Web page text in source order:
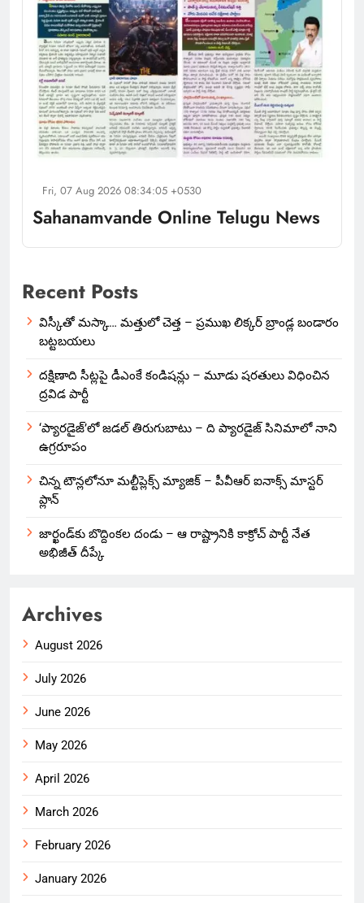
Fri, 07 Aug 2026 08:34:05 +0530
Sahanamvande Online Telugu News
Recent Posts
విస్కీతో మస్కా… మత్తులో చెత్త – ప్రముఖ లిక్కర్ బ్రాండ్ల బండారం
బట్టబయలు
దక్షిణాది సీట్లపై డీఎంకే కండిషన్లు – మూడు షరతులు విధించిన
ద్రవిడ పార్టీ
‘ప్యారడైజ్’లో జడల్ తిరుగుబాటు – ది ప్యారడైజ్ సినిమాలో నాని
ఉగ్రరూపం
చిన్న టౌన్లలోనూ మల్టీప్లెక్స్‌ మ్యాజిక్ – పీవీఆర్ ఐనాక్స్ మాస్టర్
ప్లాన్
జార్ఖండ్‌కు బొద్దింకల దండు – ఆ రాష్ట్రానికి కాక్రోచ్ పార్టీ నేత
అభిజీత్ దీప్కే
Archives
August 2026
July 2026
June 2026
May 2026
April 2026
March 2026
February 2026
January 2026